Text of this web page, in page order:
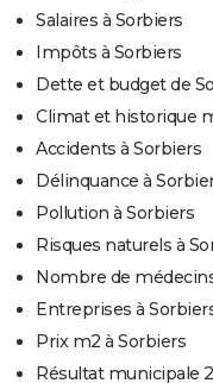
Salaires à Sorbiers
Impôts à Sorbiers
Dette et budget de
Climat et historique
Accidents à Sorbiers
Délinquance à
Pollution à Sorbiers
Risques naturels à
Nombre de
Entreprises à
Prix m2 à Sorbiers
Résultat municipale